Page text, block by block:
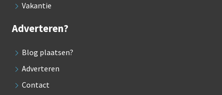
Vakantie
Adverteren?
Blog plaatsen?
Adverteren
Contact